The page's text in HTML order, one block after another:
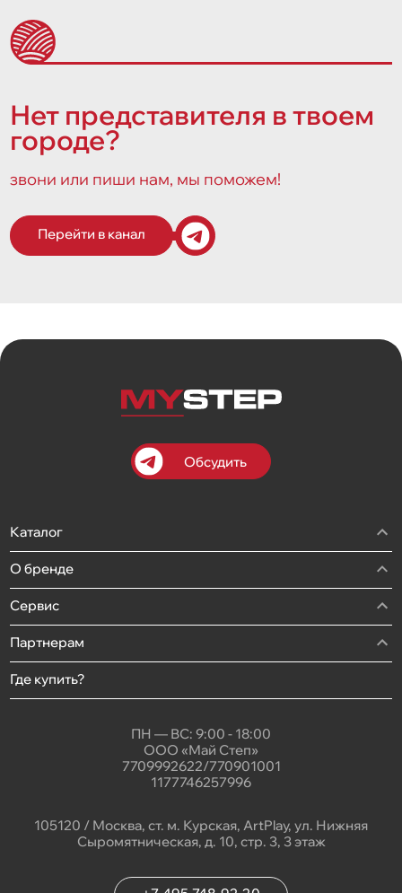
Нет представителя в твоем
городе?
звони или пиши нам, мы поможем!
Перейти в канал
Обсудить
Каталог
О бренде
Сервис
Партнерам
Где купить?
ПН — ВС: 9:00 - 18:00
ООО «Май Степ»
7709992622/770901001
1177746257996
105120 / Москва, ст. м. Курская, ArtPlay, ул. Нижняя
Сыромятническая, д. 10, стр. 3, 3 этаж